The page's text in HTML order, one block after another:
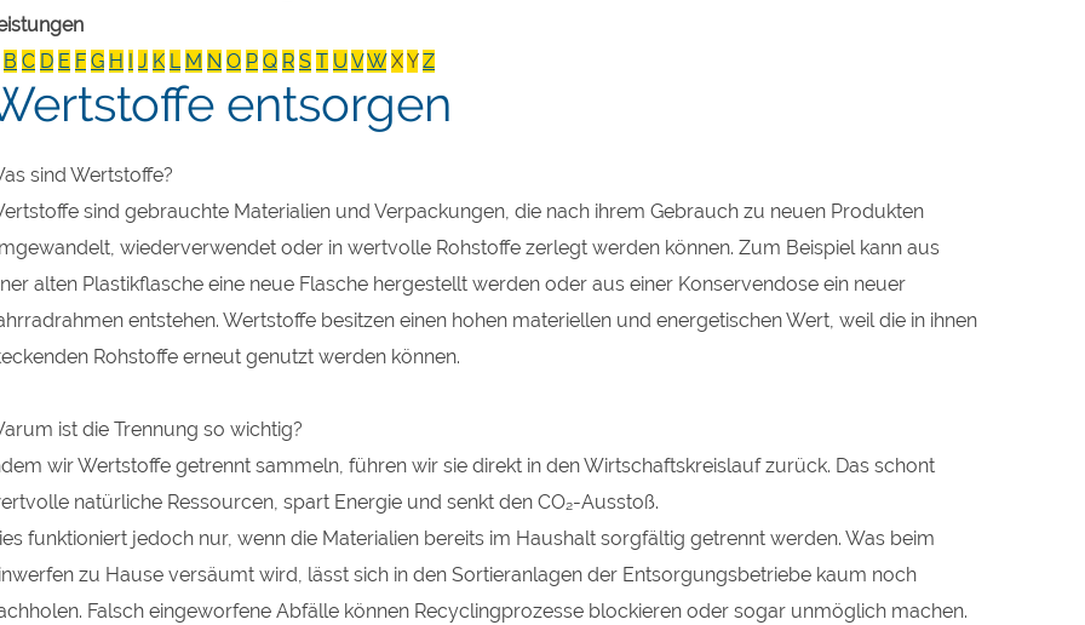
B C D E F G H I J K L M N O P Q R S T U VW XY Z
entsorgen
sind Wertstoffe?
sind gebrauchte Materialien und Verpackungen, die nach ihrem Gebrauch zu neuen Produkten
wiederverwendet oder in wertvolle Rohstoffe zerlegt werden können. Zum Beispiel kann aus
alten Plastikflasche eine neue Flasche hergestellt werden oder aus einer Konservendose ein neuer
entstehen. Wertstoffe besitzen einen hohen materiellen und energetischen Wert, weil die in ihnen
Rohstoffe erneut genutzt werden können.
ist die Trennung so wichtig?
wir Wertstoffe getrennt sammeln, führen wir sie direkt in den Wirtschaftskreislauf zurück. Das schont
natürliche Ressourcen, spart Energie und senkt den CO₂-Ausstoß.
funktioniert jedoch nur, wenn die Materialien bereits im Haushalt sorgfältig getrennt werden. Was beim
zu Hause versäumt wird, lässt sich in den Sortieranlagen der Entsorgungsbetriebe kaum noch
Falsch eingeworfene Abfälle können Recyclingprozesse blockieren oder sogar unmöglich machen.